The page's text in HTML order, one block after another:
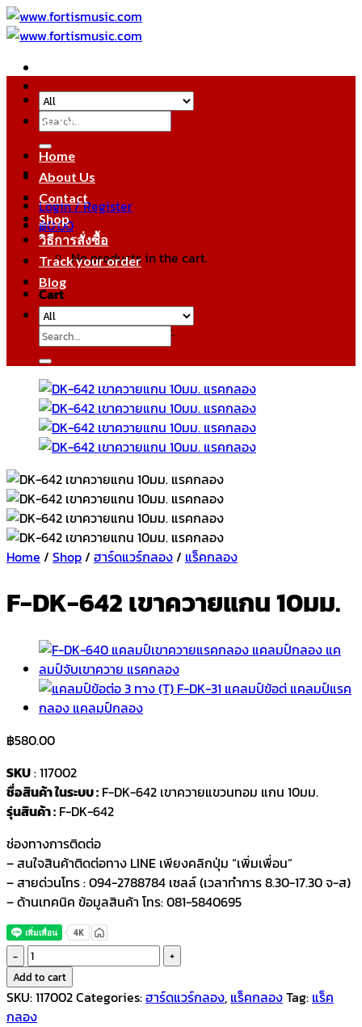
Skip
to
Search
for:
Login / Register
฿0.00
No products in the cart.
Cart
No products in the cart.
หมวดหมู่สินค้า
Home
About Us
Contact
Shop
วิธีการสั่งซื้อ
Track your order
Blog
Search
for:
Home / Shop/ ฮาร์ดแวร์กลอง/ แร็คกลอง
F-DK-642 เขาควายแกน 10มม.
฿580.00
SKU: 117002
ชื่อสินค้า ในระบบ : F-DK-642 เขาควายแขวนทอม แกน 10มม.
รุ่นสินค้า : F-DK-642
ช่องทางการติดต่อ
– สนใจสินค้าติดต่อทาง LINE เพียงคลิกปุ่ม “เพิ่มเพื่อน”
– สายด่วนโทร : 094-2788784 เซลล์ (เวลาทำการ 8.30-17.30 จ-ส)
– ด้านเทคนิค ข้อมูลสินค้า โทร: 081-5840695
F-
DK-
642
เขา
Add to cart
SKU:117002Categories:ฮาร์ดแวร์กลอง, แร็คกลองTag: แร็ค
กลอง